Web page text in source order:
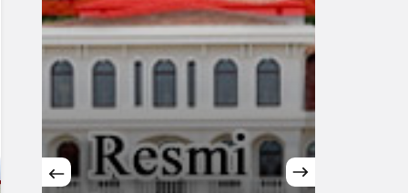
Gündüz Modu
Gece Modu
Gece modunu seçin.